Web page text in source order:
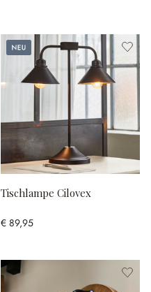
Neu
Tischlampe Cilovex
€ 89,95